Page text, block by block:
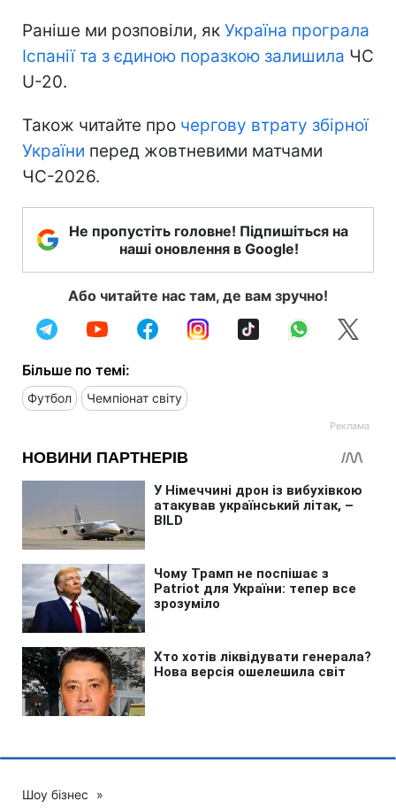
Раніше ми розповіли, як Україна програла
Іспанії та з єдиною поразкою залишила ЧС
U-20.
Також читайте про чергову втрату збірної
України перед жовтневими матчами
ЧС-2026.
Не пропустіть головне! Підпишіться на
наші оновлення в Google!
Або читайте нас там, де вам зручно!
Більше по темі:
Футбол Чемпіонат світу
Шоу бізнес »